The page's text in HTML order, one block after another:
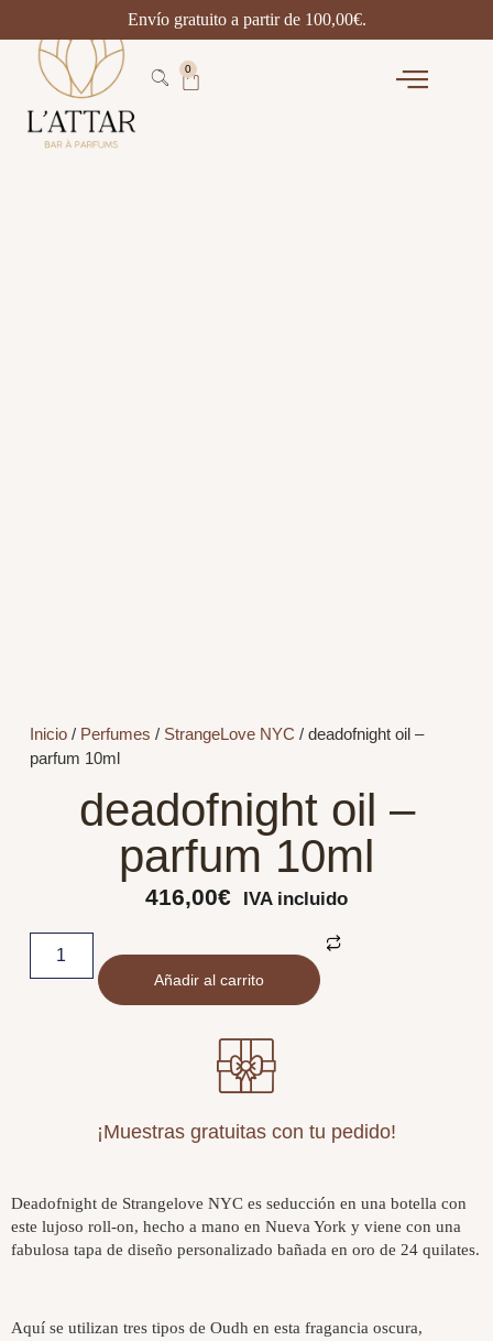
0
Inicio/ Perfumes / StrangeLove NYC / deadofnight oil –
parfum 10ml
deadofnight oil –
parfum 10ml
416,00€ IVA incluido
Añadir al carrito
¡Muestras gratuitas con tu pedido!
Deadofnight de Strangelove NYC es seducción en una botella con
este lujoso roll-on, hecho a mano en Nueva York y viene con una
fabulosa tapa de diseño personalizado bañada en oro de 24 quilates.
Aquí se utilizan tres tipos de Oudh en esta fragancia oscura,
Envío gratuito a partir de 100,00€.